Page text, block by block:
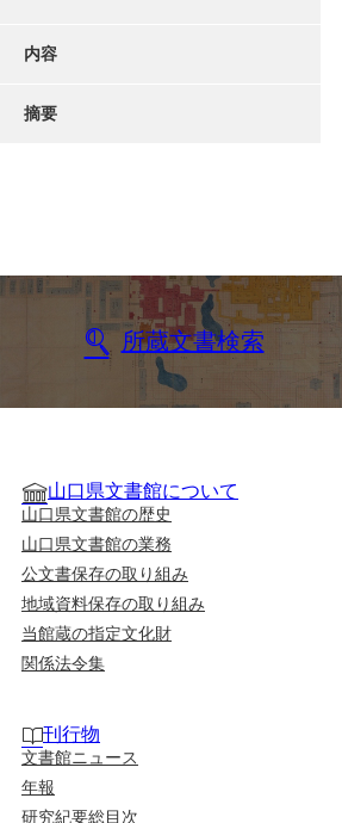
内容
摘要
所蔵文書検索
山口県文書館について
山口県文書館の歴史
山口県文書館の業務
公文書保存の取り組み
地域資料保存の取り組み
当館蔵の指定文化財
関係法令集
刊行物
文書館ニュース
年報
研究紀要総目次